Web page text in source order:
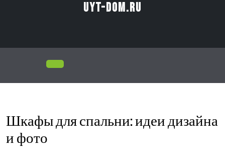
uyt-dom.ru
Шкафы для спальни: идеи дизайна
и фото